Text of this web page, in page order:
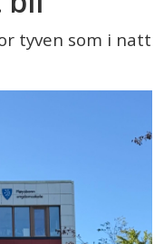
tyven som i natt